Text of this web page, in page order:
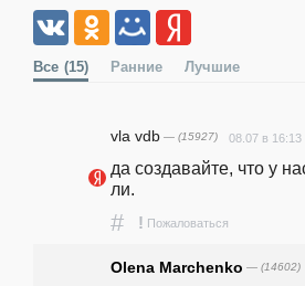
Все (15) Ранние Лучшие
vla vdb — (15927) 08.07 в 16:13
да создавайте, что у
ли.
# ! Пожаловаться
Olena Marchenko — (14602)